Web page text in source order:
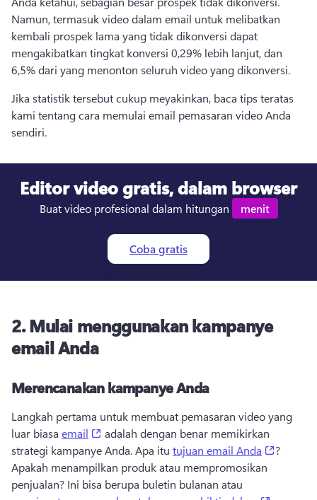
Namun, termasuk video dalam email untuk melibatkan
kembali prospek lama yang tidak dikonversi dapat
mengakibatkan tingkat konversi 0,29% lebih lanjut, dan
6,5% dari yang menonton seluruh video yang dikonversi.
Jika statistik tersebut cukup meyakinkan, baca tips teratas
kami tentang cara memulai email pemasaran video Anda
sendiri.
Editorvideogratis, dalam browser
Buat video profesional dalam hitungan menit
Coba gratis
2.Mulai menggunakan kampanye
email Anda
Merencanakan kampanye Anda
Langkah pertama untuk membuat pemasaran video yang
luar biasa email (opens in a new tab)
adalah dengan benar memikirkan
strategi kampanye Anda. Apa itu tujuan email Anda (opens
Apakah menampilkan produk atau mempromosikan
penjualan? Ini bisa berupa buletin bulanan atau